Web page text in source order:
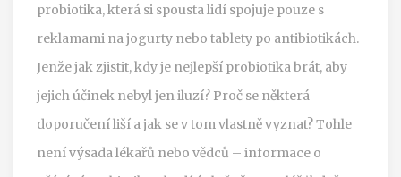
probiotika, která si spousta lidí spojuje pouze s
reklamami na jogurty nebo tablety po antibiotikách.
Jenže jak zjistit, kdy je nejlepší probiotika brát, aby
jejich účinek nebyl jen iluzí? Proč se některá
doporučení liší a jak se v tom vlastně vyznat? Tohle
není výsada lékařů nebo vědců – informace o